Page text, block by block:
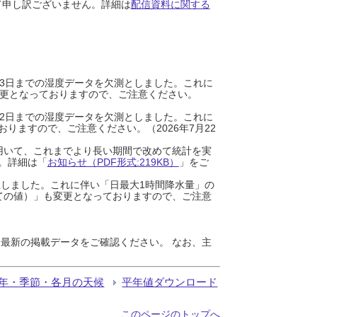
し訳ございません。詳細は配信資料に関する
までの湿度データを欠測としました。これに
なっておりますので、ご注意ください。
までの湿度データを欠測としました。これに
りますので、ご注意ください。（2026年7月22
て、これまでより長い期間で改めて統計を実
詳細は「お知らせ（PDF形式:219KB）
」をご
ました。これに伴い「日最大1時間降水量」の
値）」も変更となっておりますので、ご注意
新の掲載データをご確認ください。 なお、主
・季節・各月の天候 平年値ダウンロード
このページのトップへ